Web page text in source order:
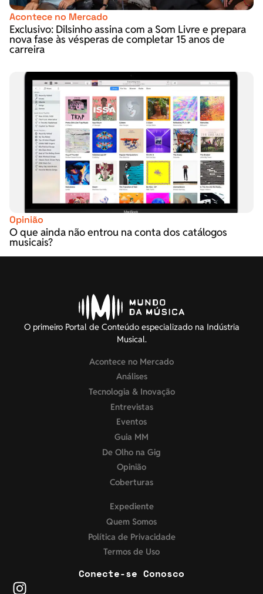
Acontece no Mercado
Exclusivo: Dilsinho assina com a Som Livre e prepara
nova fase às vésperas de completar 15 anos de
carreira
Opinião
O que ainda não entrou na conta dos catálogos
musicais?
O primeiro Portal de Conteúdo especializado na Indústria
Musical.
Acontece no Mercado
Análises
Tecnologia & Inovação
Entrevistas
Eventos
Guia MM
De Olho na Gig
Opinião
Coberturas
Expediente
Quem Somos
Política de Privacidade
Termos de Uso
Conecte-se Conosco